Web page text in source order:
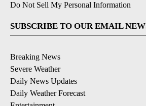
Do Not Sell My Personal Information
SUBSCRIBE TO OUR EMAIL
Breaking News
Severe Weather
Daily News Updates
Daily Weather Forecast